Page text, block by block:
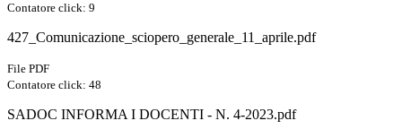
Contatore click: 9
427_Comunicazione_sciopero_generale_11_aprile.pdf
File PDF
Contatore click: 48
SADOC INFORMA I DOCENTI - N. 4-2023.pdf